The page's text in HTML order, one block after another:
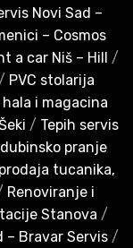
Novi Sad –
– Cosmos
a car Niš – Hill /
/ PVC stolarija
i magacina
/ Tepih servis
pranje
tucanika,
Renoviranje i
Stanova /
– Bravar Servis/